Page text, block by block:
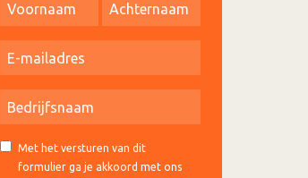
Met het versturen van dit
formulier ga je akkoord met ons